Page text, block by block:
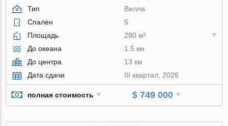
Тип
Вилла
Спален
5
Площадь
280 м²
До океана
1.5 км
До центра
13 км
Дата сдачи
III квартал, 2026
полная стоимость $ 749 000